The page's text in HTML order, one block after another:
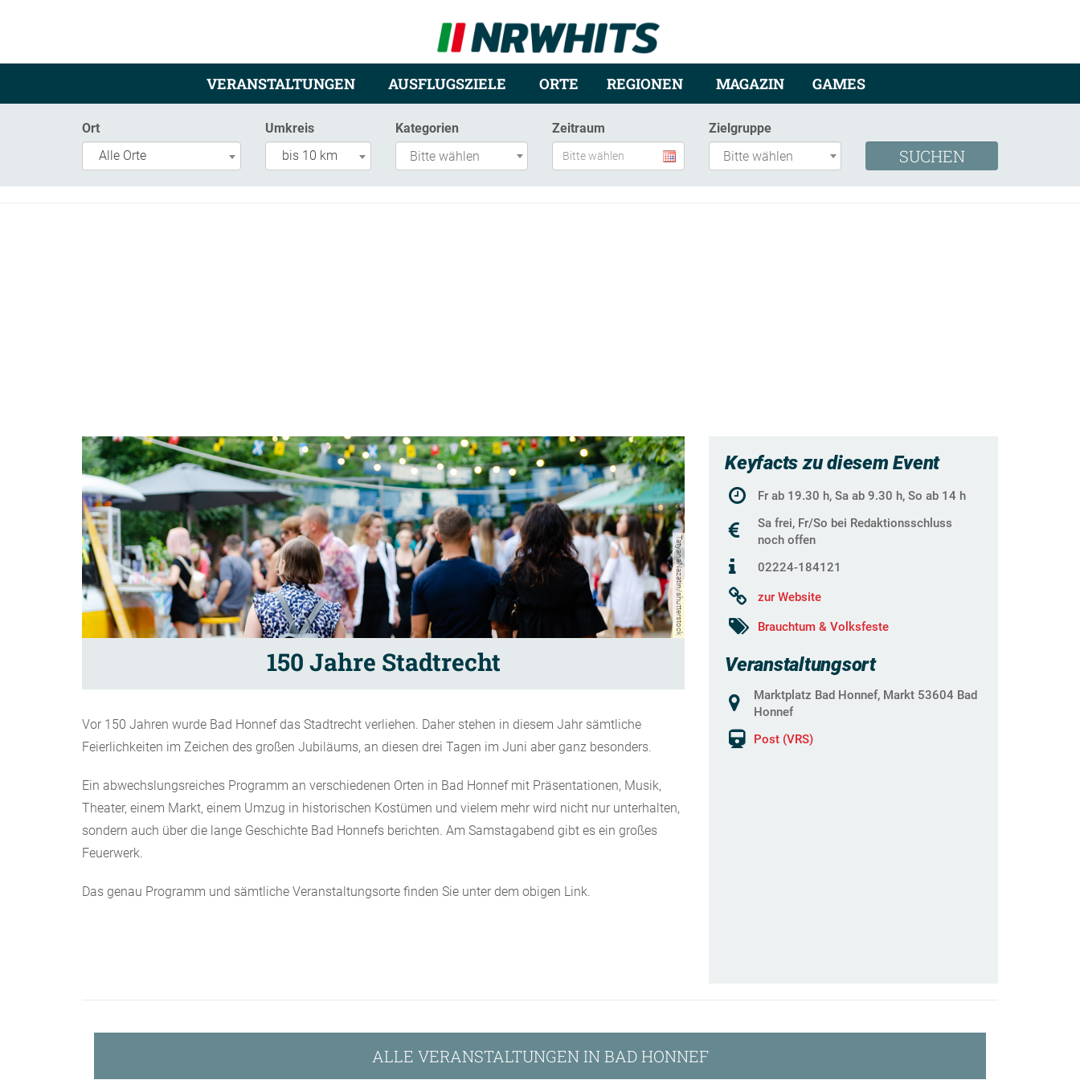
VERANSTALTUNGEN AUSFLUGSZIELE ORTE REGIONEN MAGAZIN GAMES
Ort
Alle Orte
Umkreis
bis 10 km
Kategorien Zeitraum Zielgruppe
TatyanaNazatin/shutterstock
150 Jahre Stadtrecht
Vor 150 Jahren wurde Bad Honnef das Stadtrecht verliehen. Daher stehen in diesem Jahr sämtliche
Feierlichkeiten im Zeichen des großen Jubiläums, an diesen drei Tagen im Juni aber ganz besonders.
Ein abwechslungsreiches Programm an verschiedenen Orten in Bad Honnef mit Präsentationen, Musik,
Theater, einem Markt, einem Umzug in historischen Kostümen und vielem mehr wird nicht nur unterhalten,
sondern auch über die lange Geschichte Bad Honnefs berichten. Am Samstagabend gibt es ein großes
Feuerwerk.
Das genau Programm und sämtliche Veranstaltungsorte finden Sie unter dem obigen Link.
Keyfacts zu diesem Event
Fr ab 19.30 h, Sa ab 9.30 h, So ab 14 h
Sa frei, Fr/So bei Redaktionsschluss
noch offen
02224-184121
zur Website
Brauchtum & Volksfeste
Veranstaltungsort
Marktplatz Bad Honnef, Markt 53604 Bad
Honnef
Post (VRS)
ALLE VERANSTALTUNGEN IN BAD HONNEF